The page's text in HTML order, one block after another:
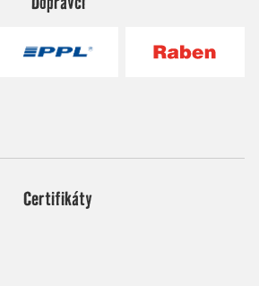
Certifikáty